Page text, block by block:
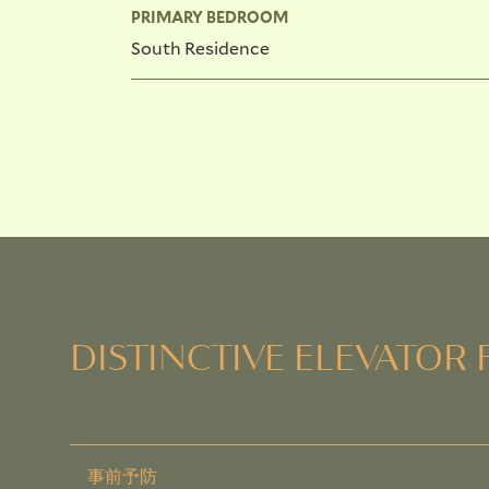
PRIMARY BEDROOM
South Residence
DISTINCTIVE ELEVATOR
事前予防